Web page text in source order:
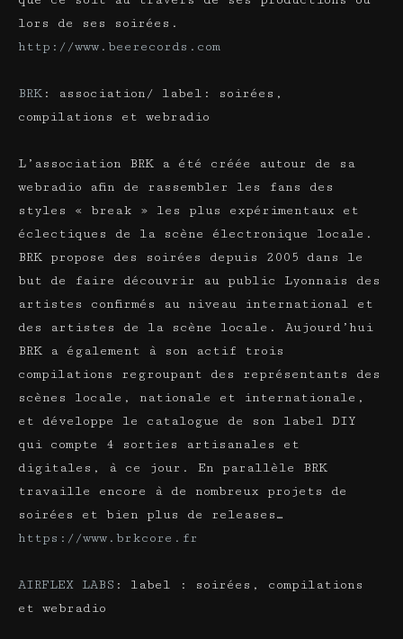
lors de ses soirées.
http://www.beerecords.com
BRK : association/ label: soirées,
compilations et webradio
L’association BRK a été créée autour de sa
webradio afin de rassembler les fans des
styles « break » les plus expérimentaux et
éclectiques de la scène électronique locale.
BRK propose des soirées depuis 2005 dans le
but de faire découvrir au public Lyonnais des
artistes confirmés au niveau international et
des artistes de la scène locale. Aujourd’hui
BRK a également à son actif trois
compilations regroupant des représentants des
scènes locale, nationale et internationale,
et développe le catalogue de son label DIY
qui compte 4 sorties artisanales et
digitales, à ce jour. En parallèle BRK
travaille encore à de nombreux projets de
soirées et bien plus de releases…
https://www.brkcore.fr
AIRFLEX LABS : label : soirées, compilations
et webradio